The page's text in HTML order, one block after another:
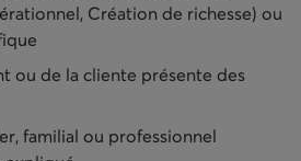
Création de richesse) ou
ou de la cliente présente des
familial ou professionnel